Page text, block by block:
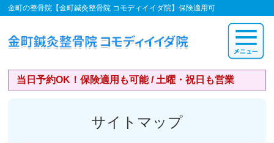
金町の整骨院【金町鍼灸整骨院 コモディイイダ院】保険適用可
当日予約OK！保険適用も可能 / 土曜・祝日も営業
サイトマップ